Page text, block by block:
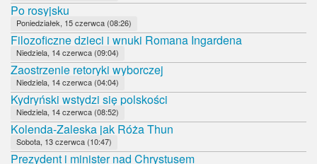
Po rosyjsku
Poniedziałek, 15 czerwca (08:26)
Filozoficzne dzieci i wnuki Romana Ingardena
Niedziela, 14 czerwca (09:04)
Zaostrzenie retoryki wyborczej
Niedziela, 14 czerwca (04:04)
Kydryński wstydzi się polskości
Niedziela, 14 czerwca (08:52)
Kolenda-Zaleska jak Róża Thun
Sobota, 13 czerwca (10:47)
Prezydent i minister nad Chrystusem